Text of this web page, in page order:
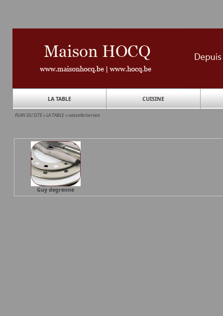
LA TABLE CUISINE
PLAN DU SITE»LA TABLE»vaisselle/service
Guy degrenne